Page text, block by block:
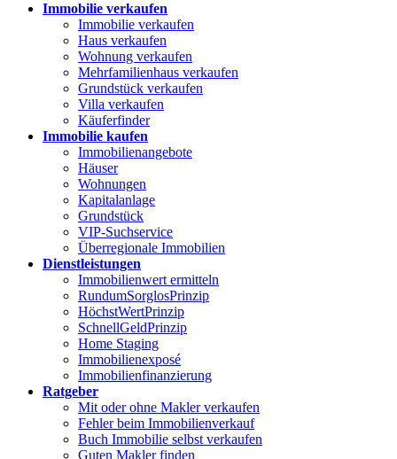
Immobilie verkaufen
Immobilie verkaufen
Haus verkaufen
Wohnung verkaufen
Mehrfamilienhaus verkaufen
Grundstück verkaufen
Villa verkaufen
Käuferfinder
Immobilie kaufen
Immobilienangebote
Häuser
Wohnungen
Kapitalanlage
Grundstück
VIP-Suchservice
Überregionale Immobilien
Dienstleistungen
Immobilienwert ermitteln
RundumSorglosPrinzip
HöchstWertPrinzip
SchnellGeldPrinzip
Home Staging
Immobilienexposé
Immobilienfinanzierung
Ratgeber
Mit oder ohne Makler verkaufen
Fehler beim Immobilienverkauf
Buch Immobilie selbst verkaufen
Guten Makler finden